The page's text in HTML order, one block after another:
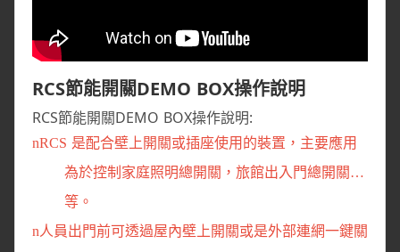
RCS節能開關DEMO BOX操作說明
RCS節能開關DEMO BOX操作說明:
nRCS 是配合壁上開關或插座使用的裝置，主要應用
為於控制家庭照明總開關，旅館出入門總開關…
等。
n人員出門前可透過屋內壁上開關或是外部連網一鍵關